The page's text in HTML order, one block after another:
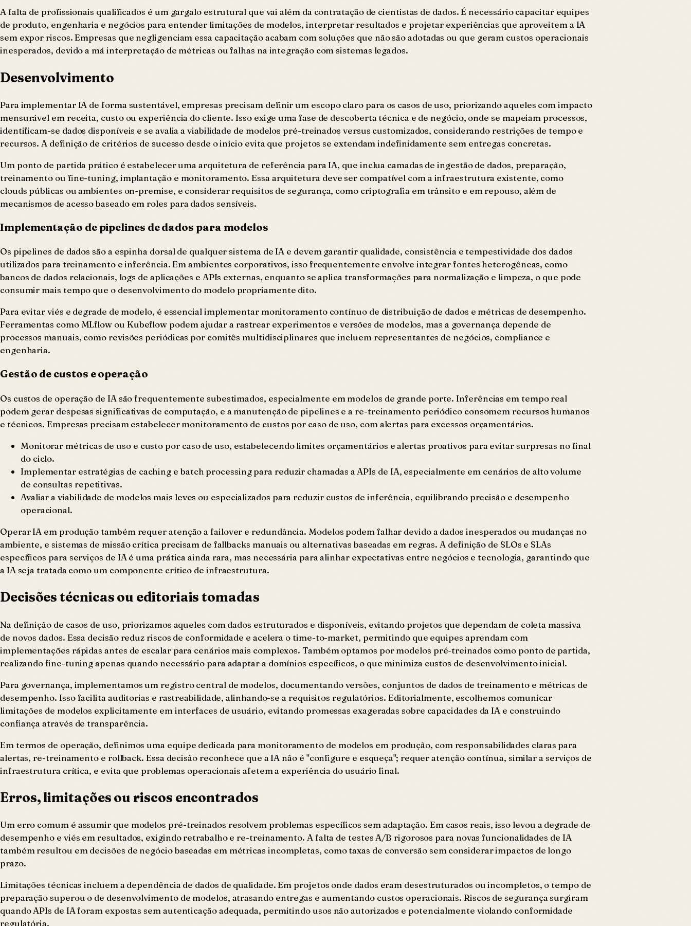
A falta de profissionais qualificados é um gargalo estrutural que vai além da contratação de cientistas de dados. É necessário capacitar equipes
de produto, engenharia e negócios para entender limitações de modelos, interpretar resultados e projetar experiências que aproveitem a IA
sem expor riscos. Empresas que negligenciam essa capacitação acabam com soluções que não são adotadas ou que geram custos operacionais
inesperados, devido a má interpretação de métricas ou falhas na integração com sistemas legados.
Desenvolvimento
Para implementar IA de forma sustentável, empresas precisam definir um escopo claro para os casos de uso, priorizando aqueles com impacto
mensurável em receita, custo ou experiência do cliente. Isso exige uma fase de descoberta técnica e de negócio, onde se mapeiam processos,
identificam-se dados disponíveis e se avalia a viabilidade de modelos pré-treinados versus customizados, considerando restrições de tempo e
recursos. A definição de critérios de sucesso desde o início evita que projetos se extendam indefinidamente sem entregas concretas.
Um ponto de partida prático é estabelecer uma arquitetura de referência para IA, que inclua camadas de ingestão de dados, preparação,
treinamento ou fine-tuning, implantação e monitoramento. Essa arquitetura deve ser compatível com a infraestrutura existente, como
clouds públicas ou ambientes on-premise, e considerar requisitos de segurança, como criptografia em trânsito e em repouso, além de
mecanismos de acesso baseado em roles para dados sensíveis.
Implementação de pipelines de dados para modelos
Os pipelines de dados são a espinha dorsal de qualquer sistema de IA e devem garantir qualidade, consistência e tempestividade dos dados
utilizados para treinamento e inferência. Em ambientes corporativos, isso frequentemente envolve integrar fontes heterogêneas, como
bancos de dados relacionais, logs de aplicações e APIs externas, enquanto se aplica transformações para normalização e limpeza, o que pode
consumir mais tempo que o desenvolvimento do modelo propriamente dito.
Para evitar viés e degrade de modelo, é essencial implementar monitoramento contínuo de distribuição de dados e métricas de desempenho.
Ferramentas como MLflow ou Kubeflow podem ajudar a rastrear experimentos e versões de modelos, mas a governança depende de
processos manuais, como revisões periódicas por comitês multidisciplinares que incluem representantes de negócios, compliance e
engenharia.
Gestão de custos e operação
Os custos de operação de IA são frequentemente subestimados, especialmente em modelos de grande porte. Inferências em tempo real
podem gerar despesas significativas de computação, e a manutenção de pipelines e a re-treinamento periódico consomem recursos humanos
e técnicos. Empresas precisam estabelecer monitoramento de custos por caso de uso, com alertas para excessos orçamentários.
Monitorar métricas de uso e custo por caso de uso, estabelecendo limites orçamentários e alertas proativos para evitar surpresas no final
do ciclo.
Implementar estratégias de caching e batch processing para reduzir chamadas a APIs de IA, especialmente em cenários de alto volume
de consultas repetitivas.
Avaliar a viabilidade de modelos mais leves ou especializados para reduzir custos de inferência, equilibrando precisão e desempenho
operacional.
Operar IA em produção também requer atenção a failover e redundância. Modelos podem falhar devido a dados inesperados ou mudanças no
ambiente, e sistemas de missão crítica precisam de fallbacks manuais ou alternativas baseadas em regras. A definição de SLOs e SLAs
específicos para serviços de IA é uma prática ainda rara, mas necessária para alinhar expectativas entre negócios e tecnologia, garantindo que
a IA seja tratada como um componente crítico de infraestrutura.
Decisões técnicas ou editoriais tomadas
Na definição de casos de uso, priorizamos aqueles com dados estruturados e disponíveis, evitando projetos que dependam de coleta massiva
de novos dados. Essa decisão reduz riscos de conformidade e acelera o time-to-market, permitindo que equipes aprendam com
implementações rápidas antes de escalar para cenários mais complexos. Também optamos por modelos pré-treinados como ponto de partida,
realizando fine-tuning apenas quando necessário para adaptar a domínios específicos, o que minimiza custos de desenvolvimento inicial.
Para governança, implementamos um registro central de modelos, documentando versões, conjuntos de dados de treinamento e métricas de
desempenho. Isso facilita auditorias e rastreabilidade, alinhando-se a requisitos regulatórios. Editorialmente, escolhemos comunicar
limitações de modelos explicitamente em interfaces de usuário, evitando promessas exageradas sobre capacidades da IA e construindo
confiança através de transparência.
Em termos de operação, definimos uma equipe dedicada para monitoramento de modelos em produção, com responsabilidades claras para
alertas, re-treinamento e rollback. Essa decisão reconhece que a IA não é "configure e esqueça"; requer atenção contínua, similar a serviços de
infraestrutura crítica, e evita que problemas operacionais afetem a experiência do usuário final.
Erros, limitações ou riscos encontrados
Um erro comum é assumir que modelos pré-treinados resolvem problemas específicos sem adaptação. Em casos reais, isso levou a degrade de
desempenho e viés em resultados, exigindo retrabalho e re-treinamento. A falta de testes A/B rigorosos para novas funcionalidades de IA
também resultou em decisões de negócio baseadas em métricas incompletas, como taxas de conversão sem considerar impactos de longo
prazo.
Limitações técnicas incluem a dependência de dados de qualidade. Em projetos onde dados eram desestruturados ou incompletos, o tempo de
preparação superou o de desenvolvimento de modelos, atrasando entregas e aumentando custos operacionais. Riscos de segurança surgiram
quando APIs de IA foram expostas sem autenticação adequada, permitindo usos não autorizados e potencialmente violando conformidade
regulatória.